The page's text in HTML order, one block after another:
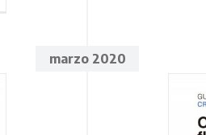
marzo 2020